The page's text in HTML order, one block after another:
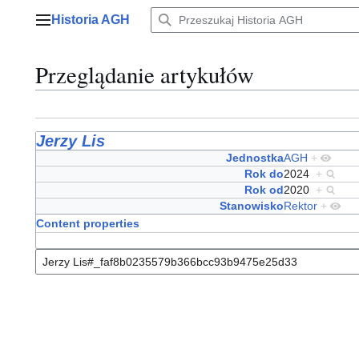
Menu główne
Historia AGH
Przeglądanie artykułów
Jerzy Lis
JednostkaAGH +
Rok do2024 +
Rok od2020 +
StanowiskoRektor +
Content properties